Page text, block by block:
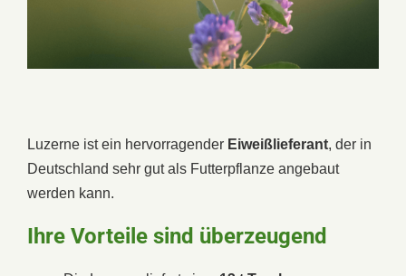
Luzerne ist ein hervorragender Eiweißlieferant, der in
Deutschland sehr gut als Futterpflanze angebaut
werden kann.
Ihre Vorteile sind überzeugend